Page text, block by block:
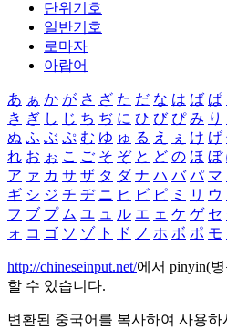
단위기호
일반기호
로마자
아랍어
あ ぁ か が さ ざ た だ な は ば ぱ
き ぎ し じ ち ぢ に ひ び ぴ み り
ぬ ふ ぶ ぷ む ゆ ゅ る え ぇ け げ
れ お ぉ こ ご そ ぞ と ど の ほ ぼ
ア ァ カ サ ザ タ ダ ナ ハ バ パ マ
ギ シ ジ チ ヂ ニ ヒ ビ ピ ミ リ ウ
フ ブ プ ム ユ ュ ル エ ェ ケ ゲ セ
ォ コ ゴ ソ ゾ ト ド ノ ホ ボ ポ モ
http://chineseinput.net/에서 pinyin(
할 수 있습니다.
변환된 중국어를 복사하여 사용하